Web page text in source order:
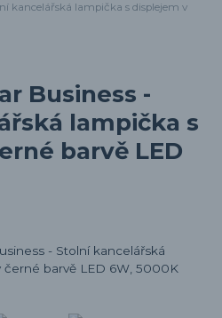
kancelářská lampička s displejem v
Business -
lampička s
barvě LED